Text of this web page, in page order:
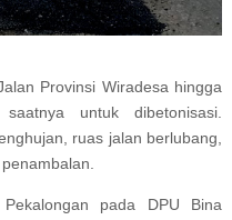
Provinsi Wiradesa hingga
untuk dibetonisasi.
ruas jalan berlubang,
pada DPU Bina